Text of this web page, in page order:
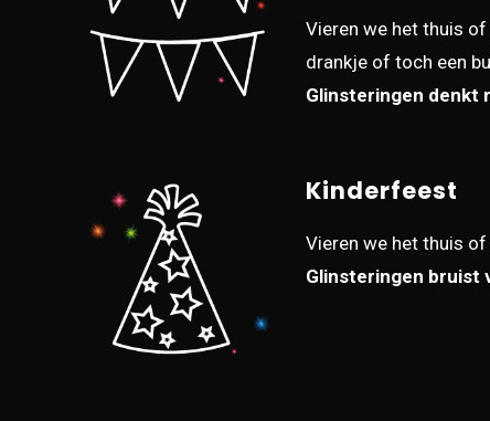
Vieren we het thuis
drankje of toch een
Glinsteringen denkt
Kinderfeest
Vieren we het thuis
Glinsteringen bruist